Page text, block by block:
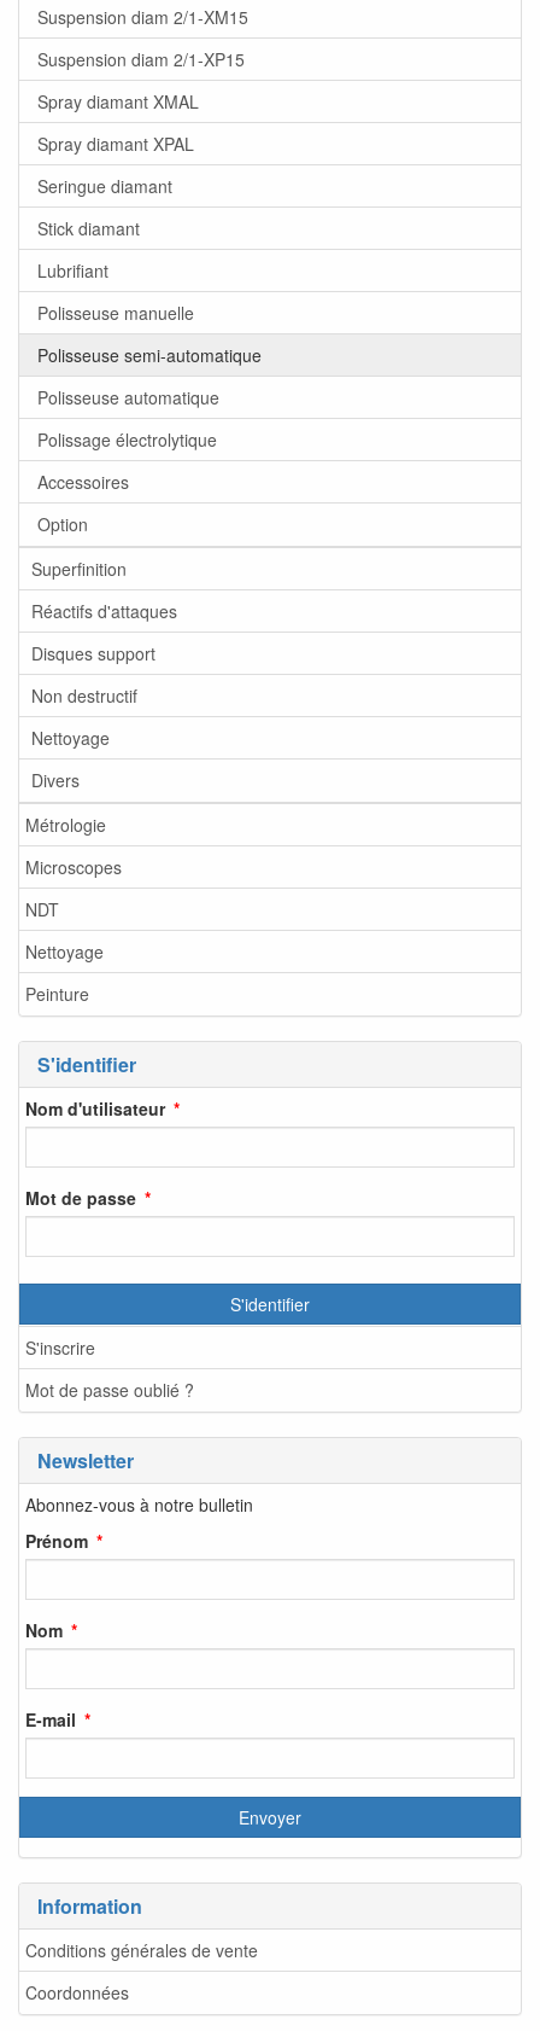
Suspension diam 2/1-XM15
Suspension diam 2/1-XP15
Spray diamant XMAL
Spray diamant XPAL
Seringue diamant
Stick diamant
Lubrifiant
Polisseuse manuelle
Polisseuse semi-automatique
Polisseuse automatique
Polissage électrolytique
Accessoires
Option
Superfinition
Réactifs d'attaques
Disques support
Non destructif
Nettoyage
Divers
Métrologie
Microscopes
NDT
Nettoyage
Peinture
S'identifier
Nom d'utilisateur
Mot de passe
S'identifier
S'inscrire
Mot de passe oublié ?
Newsletter
Abonnez-vous à notre bulletin
Prénom
Nom
E-mail
Information
Conditions générales de vente
Coordonnées